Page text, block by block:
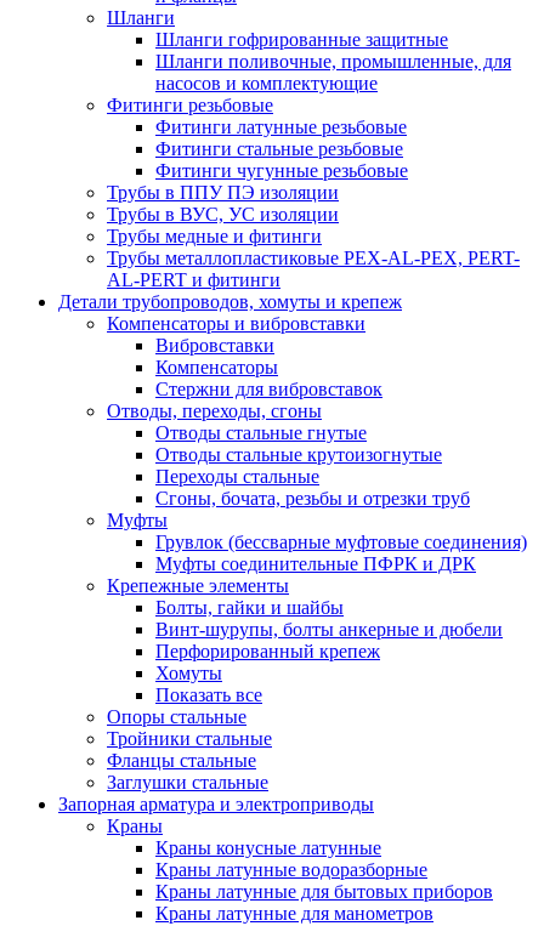
Шланги
Шланги гофрированные защитные
Шланги поливочные, промышленные, для
насосов и комплектующие
Фитинги резьбовые
Фитинги латунные резьбовые
Фитинги стальные резьбовые
Фитинги чугунные резьбовые
Трубы в ППУ ПЭ изоляции
Трубы в ВУС, УС изоляции
Трубы медные и фитинги
Трубы металлопластиковые PEX-AL-PEX, PERT-
AL-PERT и фитинги
Детали трубопроводов, хомуты и крепеж
Компенсаторы и вибровставки
Вибровставки
Компенсаторы
Стержни для вибровставок
Отводы, переходы, сгоны
Отводы стальные гнутые
Отводы стальные крутоизогнутые
Переходы стальные
Сгоны, бочата, резьбы и отрезки труб
Муфты
Грувлок (бессварные муфтовые соединения)
Муфты соединительные ПФРК и ДРК
Крепежные элементы
Болты, гайки и шайбы
Винт-шурупы, болты анкерные и дюбели
Перфорированный крепеж
Хомуты
Показать все
Опоры стальные
Тройники стальные
Фланцы стальные
Заглушки стальные
Запорная арматура и электроприводы
Краны
Краны конусные латунные
Краны латунные водоразборные
Краны латунные для бытовых приборов
Краны латунные для манометров